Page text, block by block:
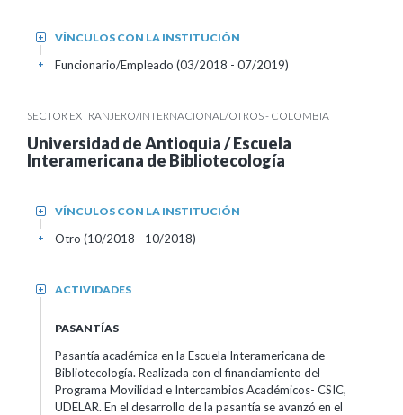
VÍNCULOS CON LA INSTITUCIÓN
+
Funcionario/Empleado (03/2018 - 07/2019)
+
SECTOR EXTRANJERO/INTERNACIONAL/OTROS - COLOMBIA
Universidad de Antioquia / Escuela
Interamericana de Bibliotecología
VÍNCULOS CON LA INSTITUCIÓN
+
Otro (10/2018 - 10/2018)
+
ACTIVIDADES
+
PASANTÍAS
Pasantía académica en la Escuela Interamericana de
Bibliotecología. Realizada con el financiamiento del
Programa Movilidad e Intercambios Académicos- CSIC,
UDELAR. En el desarrollo de la pasantía se avanzó en el